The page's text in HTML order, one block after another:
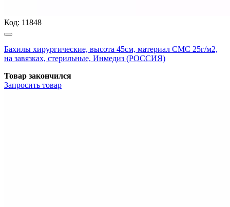
Код: 11848
Бахилы хирургические, высота 45см, материал СМС 25г/м2,
на завязках, стерильные, Инмедиз (РОССИЯ)
Товар закончился
Запросить товар